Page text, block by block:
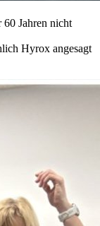
60 Jahren nicht
Hyrox angesagt